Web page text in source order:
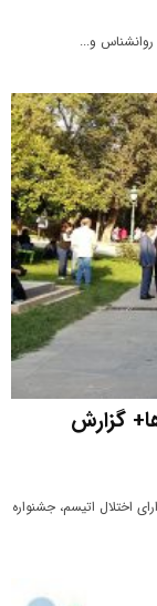
روانشناس و...
گزارش
اختلال اتیسم، جشنواره